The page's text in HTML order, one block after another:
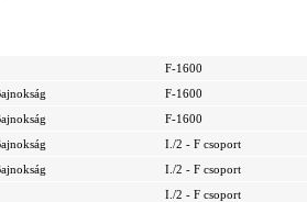
F-1600
F-1600
F-1600
I./2 - F csoport
I./2 - F csoport
I./2 - F csoport